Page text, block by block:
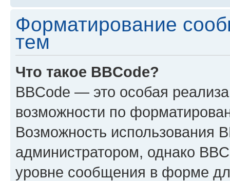
Форматирование
тем
Что такое BBCode?
BBCode — это особая
возможности по
Возможность использования
администратором, однако
уровне сообщения в форме